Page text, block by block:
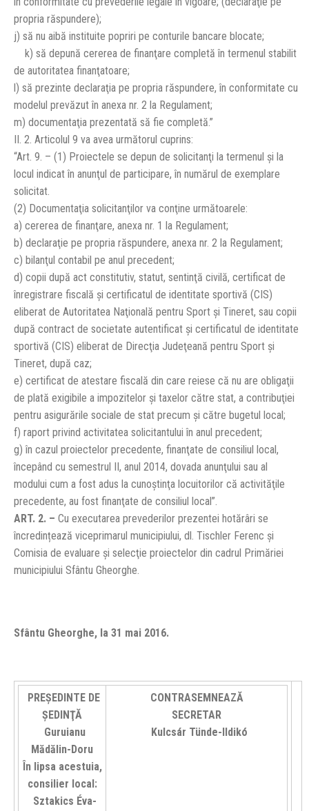
propria răspundere);
j) să nu aibă instituite popriri pe conturile bancare blocate;
k) să depună cererea de finanţare completă în termenul stabilit
de autoritatea finanţatoare;
l) să prezinte declaraţia pe propria răspundere, în conformitate cu
modelul prevăzut în anexa nr. 2 la Regulament;
m) documentaţia prezentată să fie completă.”
II. 2. Articolul 9 va avea următorul cuprins:
“Art. 9. – (1) Proiectele se depun de solicitanţi la termenul şi la
locul indicat în anunţul de participare, în numărul de exemplare
solicitat.
(2) Documentaţia solicitanţilor va conţine următoarele:
a) cererea de finanţare, anexa nr. 1 la Regulament;
b) declaraţie pe propria răspundere, anexa nr. 2 la Regulament;
c) bilanţul contabil pe anul precedent;
d) copii după act constitutiv, statut, sentinţă civilă, certificat de
înregistrare fiscală şi certificatul de identitate sportivă (CIS)
eliberat de Autoritatea Naţională pentru Sport şi Tineret, sau copii
după contract de societate autentificat şi certificatul de identitate
sportivă (CIS) eliberat de Direcţia Judeţeană pentru Sport şi
Tineret, după caz;
e) certificat de atestare fiscală din care reiese că nu are obligaţii
de plată exigibile a impozitelor şi taxelor către stat, a contribuţiei
pentru asigurările sociale de stat precum şi către bugetul local;
f) raport privind activitatea solicitantului în anul precedent;
g) în cazul proiectelor precedente, finanţate de consiliul local,
începând cu semestrul II, anul 2014, dovada anunţului sau al
modului cum a fost adus la cunoştinţa locuitorilor că activităţile
precedente, au fost finanţate de consiliul local”.
ART. 2. – Cu executarea prevederilor prezentei hotărâri se
încredințează viceprimarul municipiului, dl. Tischler Ferenc și
Comisia de evaluare şi selecţie proiectelor din cadrul Primăriei
municipiului Sfântu Gheorghe.
Sfântu Gheorghe, la 31 mai 2016.
PREŞEDINTE DE
ŞEDINŢĂ
Guruianu
Mădălin-Doru
În lipsa acestuia,
consilier local:
Sztakics Éva-
CONTRASEMNEAZĂ
SECRETAR
Kulcsár Tünde-Ildikó